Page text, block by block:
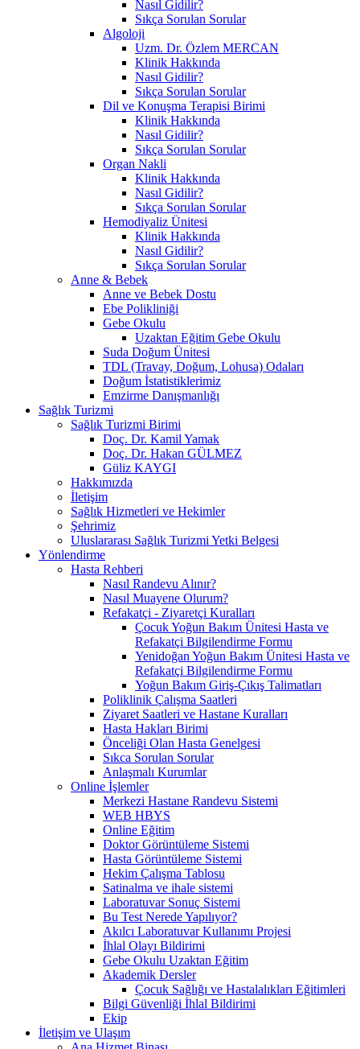
Nasıl Gidilir?
Sıkça Sorulan Sorular
Algoloji
Uzm. Dr. Özlem MERCAN
Klinik Hakkında
Nasıl Gidilir?
Sıkça Sorulan Sorular
Dil ve Konuşma Terapisi Birimi
Klinik Hakkında
Nasıl Gidilir?
Sıkça Sorulan Sorular
Organ Nakli
Klinik Hakkında
Nasıl Gidilir?
Sıkça Sorulan Sorular
Hemodiyaliz Ünitesi
Klinik Hakkında
Nasıl Gidilir?
Sıkça Sorulan Sorular
Anne & Bebek
Anne ve Bebek Dostu
Ebe Polikliniği
Gebe Okulu
Uzaktan Eğitim Gebe Okulu
Suda Doğum Ünitesi
TDL (Travay, Doğum, Lohusa) Odaları
Doğum İstatistiklerimiz
Emzirme Danışmanlığı
Sağlık Turizmi
Sağlık Turizmi Birimi
Doç. Dr. Kamil Yamak
Doç. Dr. Hakan GÜLMEZ
Güliz KAYGI
Hakkımızda
İletişim
Sağlık Hizmetleri ve Hekimler
Şehrimiz
Uluslararası Sağlık Turizmi Yetki Belgesi
Yönlendirme
Hasta Rehberi
Nasıl Randevu Alınır?
Nasıl Muayene Olurum?
Refakatçi - Ziyaretçi Kuralları
Çocuk Yoğun Bakım Ünitesi Hasta ve
Refakatçi Bilgilendirme Formu
Yenidoğan Yoğun Bakım Ünitesi Hasta ve
Refakatçi Bilgilendirme Formu
Yoğun Bakım Giriş-Çıkış Talimatları
Poliklinik Çalışma Saatleri
Ziyaret Saatleri ve Hastane Kuralları
Hasta Hakları Birimi
Önceliği Olan Hasta Genelgesi
Sıkca Sorulan Sorular
Anlaşmalı Kurumlar
Online İşlemler
Merkezi Hastane Randevu Sistemi
WEB HBYS
Online Eğitim
Doktor Görüntüleme Sistemi
Hasta Görüntüleme Sistemi
Hekim Çalışma Tablosu
Satinalma ve ihale sistemi
Laboratuvar Sonuç Sistemi
Bu Test Nerede Yapılıyor?
Akılcı Laboratuvar Kullanımı Projesi
İhlal Olayı Bildirimi
Gebe Okulu Uzaktan Eğitim
Akademik Dersler
Çocuk Sağlığı ve Hastalalıkları Eğitimleri
Bilgi Güvenliği İhlal Bildirimi
Ekip
İletişim ve Ulaşım